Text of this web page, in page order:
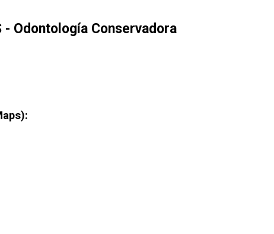
- Odontología Conservadora